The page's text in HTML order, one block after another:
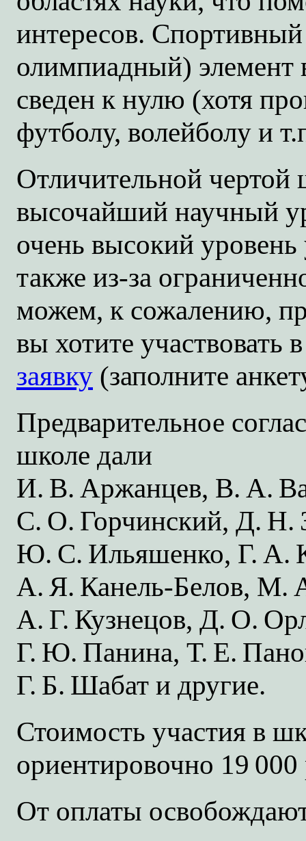
интересов.
олимпиадный) элемент
сведен к нулю (хотя
футболу, волейболу и
Отличительной чертой
высочайший научный
очень высокий уровень
также из-за
можем, к сожалению,
вы хотите участвовать
заявку (заполните
Предварительное
школе дали
И. В. Аржанцев, В. А.
С. О. Горчинский, Д. Н.
Ю. С. Ильяшенко, Г. А.
А. Я. Канель-Белов, М.
А. Г. Кузнецов, Д. О.
Г. Ю. Панина, Т. Е.
Г. Б. Шабат и другие.
Стоимость участия в
ориентировочно 19 000
От оплаты